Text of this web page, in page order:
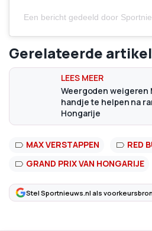
Een bericht gedeeld door
Gerelateerde
Weergoden weigeren
handje te helpen na
Hongarije
MAX VERSTAPPEN
RED
GRAND PRIX VAN HONGARIJE
Stel Sportnieuws.nl als